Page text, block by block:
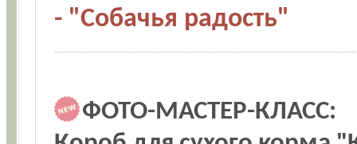
- "Собачья радость"
ФОТО-МАСТЕР-КЛАСС: